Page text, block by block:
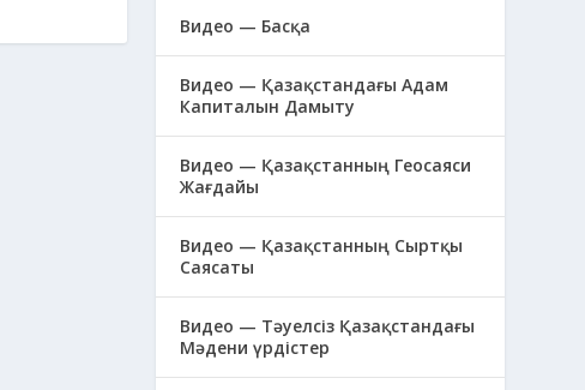
Видео — Басқа
Видео — Қазақстандағы Адам
Капиталын Дамыту
Видео — Қазақстанның Геосаяси
Жағдайы
Видео — Қазақстанның Сыртқы
Саясаты
Видео — Тәуелсіз Қазақстандағы
Мәдени үрдістер